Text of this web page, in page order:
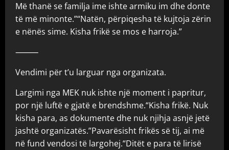
Më thanë se familja ime ishte armiku im dhe donte
të më minonte.”“Natën, përpiqesha të kujtoja zërin
e nënës sime. Kisha frikë se mos e harroja.”
⸻
Vendimi për t’u larguar nga organizata.
Largimi nga MEK nuk ishte një moment i papritur,
por një luftë e gjatë e brendshme.“Kisha frikë. Nuk
kisha para, as dokumente dhe nuk njihja asnjë jetë
jashtë organizatës.”Pavarësisht frikës së tij, ai më
në fund vendosi të largohej.“Ditët e para të lirisë